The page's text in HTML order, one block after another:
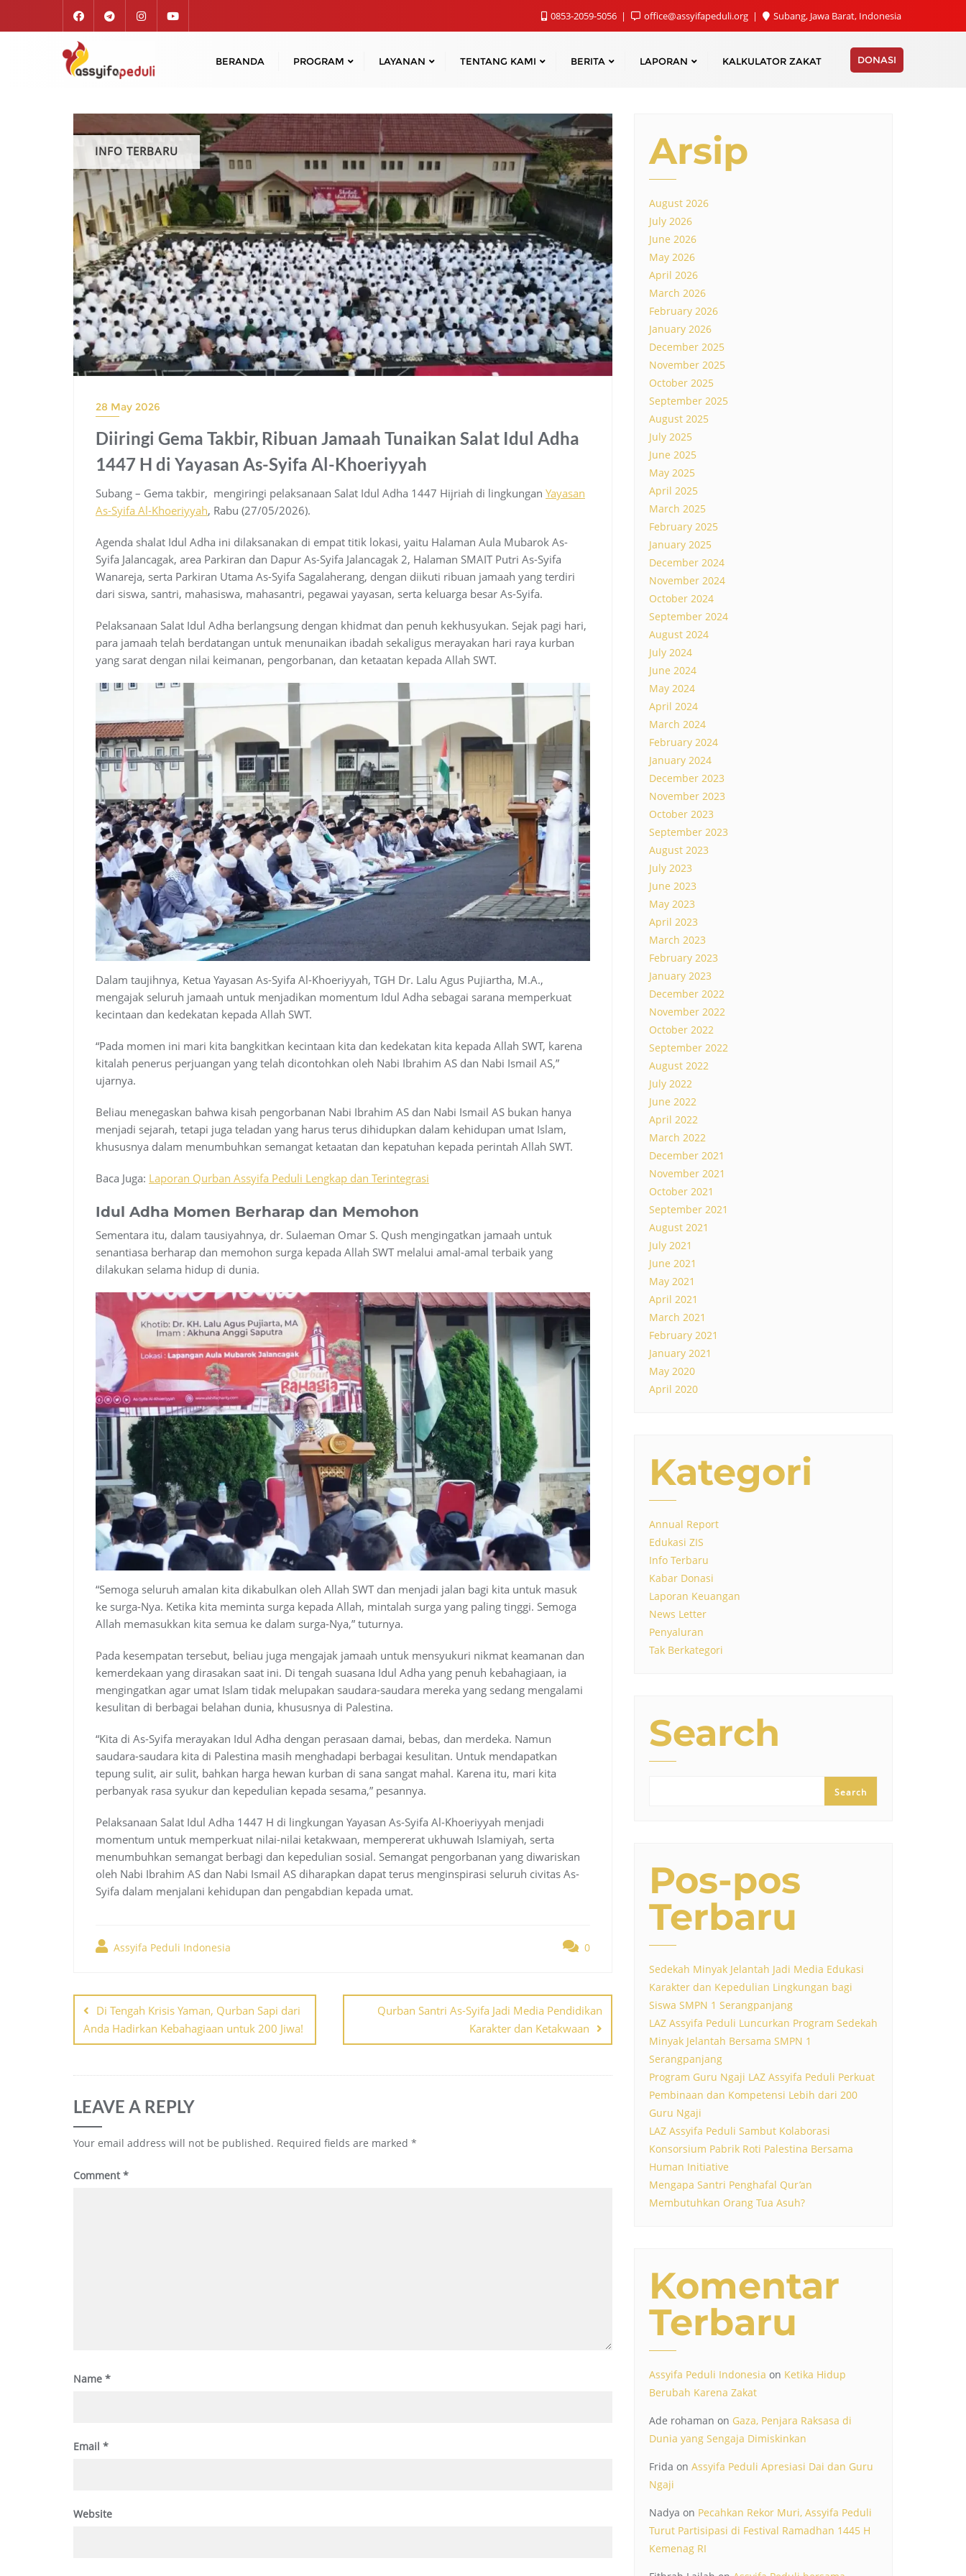
0853-2059-5056 office@assyifapeduli.org Subang, Jawa Barat, Indonesia
BERANDA PROGRAM LAYANAN TENTANG KAMI BERITA LAPORAN KALKULATOR ZAKAT DONASI
INFO TERBARU
28 May 2026
Diiringi Gema Takbir, Ribuan Jamaah Tunaikan Salat Idul Adha
1447 H di Yayasan As-Syifa Al-Khoeriyyah
Subang – Gema takbir, mengiringi pelaksanaan Salat Idul Adha 1447 Hijriah di lingkungan Yayasan
As-Syifa Al-Khoeriyyah, Rabu (27/05/2026).
Agenda shalat Idul Adha ini dilaksanakan di empat titik lokasi, yaitu Halaman Aula Mubarok As-
Syifa Jalancagak, area Parkiran dan Dapur As-Syifa Jalancagak 2, Halaman SMAIT Putri As-Syifa
Wanareja, serta Parkiran Utama As-Syifa Sagalaherang, dengan diikuti ribuan jamaah yang terdiri
dari siswa, santri, mahasiswa, mahasantri, pegawai yayasan, serta keluarga besar As-Syifa.
Pelaksanaan Salat Idul Adha berlangsung dengan khidmat dan penuh kekhusyukan. Sejak pagi hari,
para jamaah telah berdatangan untuk menunaikan ibadah sekaligus merayakan hari raya kurban
yang sarat dengan nilai keimanan, pengorbanan, dan ketaatan kepada Allah SWT.
Dalam taujihnya, Ketua Yayasan As-Syifa Al-Khoeriyyah, TGH Dr. Lalu Agus Pujiartha, M.A.,
mengajak seluruh jamaah untuk menjadikan momentum Idul Adha sebagai sarana memperkuat
kecintaan dan kedekatan kepada Allah SWT.
“Pada momen ini mari kita bangkitkan kecintaan kita dan kedekatan kita kepada Allah SWT, karena
kitalah penerus perjuangan yang telah dicontohkan oleh Nabi Ibrahim AS dan Nabi Ismail AS,”
ujarnya.
Beliau menegaskan bahwa kisah pengorbanan Nabi Ibrahim AS dan Nabi Ismail AS bukan hanya
menjadi sejarah, tetapi juga teladan yang harus terus dihidupkan dalam kehidupan umat Islam,
khususnya dalam menumbuhkan semangat ketaatan dan kepatuhan kepada perintah Allah SWT.
Baca Juga: Laporan Qurban Assyifa Peduli Lengkap dan Terintegrasi
Idul Adha Momen Berharap dan Memohon
Sementara itu, dalam tausiyahnya, dr. Sulaeman Omar S. Qush mengingatkan jamaah untuk
senantiasa berharap dan memohon surga kepada Allah SWT melalui amal-amal terbaik yang
dilakukan selama hidup di dunia.
“Semoga seluruh amalan kita dikabulkan oleh Allah SWT dan menjadi jalan bagi kita untuk masuk
ke surga-Nya. Ketika kita meminta surga kepada Allah, mintalah surga yang paling tinggi. Semoga
Allah memasukkan kita semua ke dalam surga-Nya,” tuturnya.
Pada kesempatan tersebut, beliau juga mengajak jamaah untuk mensyukuri nikmat keamanan dan
kemerdekaan yang dirasakan saat ini. Di tengah suasana Idul Adha yang penuh kebahagiaan, ia
mengingatkan agar umat Islam tidak melupakan saudara-saudara mereka yang sedang mengalami
kesulitan di berbagai belahan dunia, khususnya di Palestina.
“Kita di As-Syifa merayakan Idul Adha dengan perasaan damai, bebas, dan merdeka. Namun
saudara-saudara kita di Palestina masih menghadapi berbagai kesulitan. Untuk mendapatkan
tepung sulit, air sulit, bahkan harga hewan kurban di sana sangat mahal. Karena itu, mari kita
perbanyak rasa syukur dan kepedulian kepada sesama,” pesannya.
Pelaksanaan Salat Idul Adha 1447 H di lingkungan Yayasan As-Syifa Al-Khoeriyyah menjadi
momentum untuk memperkuat nilai-nilai ketakwaan, mempererat ukhuwah Islamiyah, serta
menumbuhkan semangat berbagi dan kepedulian sosial. Semangat pengorbanan yang diwariskan
oleh Nabi Ibrahim AS dan Nabi Ismail AS diharapkan dapat terus menginspirasi seluruh civitas As-
Syifa dalam menjalani kehidupan dan pengabdian kepada umat.
Assyifa Peduli Indonesia 0
Post
navigation
Di Tengah Krisis Yaman, Qurban Sapi dari
Anda Hadirkan Kebahagiaan untuk 200 Jiwa!
Qurban Santri As-Syifa Jadi Media Pendidikan
Karakter dan Ketakwaan
LEAVE A REPLY
Your email address will not be published. Required fields are marked *
Comment*
Name *
Email *
Website
Arsip
August 2026
July 2026
June 2026
May 2026
April 2026
March 2026
February 2026
January 2026
December 2025
November 2025
October 2025
September 2025
August 2025
July 2025
June 2025
May 2025
April 2025
March 2025
February 2025
January 2025
December 2024
November 2024
October 2024
September 2024
August 2024
July 2024
June 2024
May 2024
April 2024
March 2024
February 2024
January 2024
December 2023
November 2023
October 2023
September 2023
August 2023
July 2023
June 2023
May 2023
April 2023
March 2023
February 2023
January 2023
December 2022
November 2022
October 2022
September 2022
August 2022
July 2022
June 2022
April 2022
March 2022
December 2021
November 2021
October 2021
September 2021
August 2021
July 2021
June 2021
May 2021
April 2021
March 2021
February 2021
January 2021
May 2020
April 2020
Kategori
Annual Report
Edukasi ZIS
Info Terbaru
Kabar Donasi
Laporan Keuangan
News Letter
Penyaluran
Tak Berkategori
Search
Search
Pos-pos
Terbaru
Sedekah Minyak Jelantah Jadi Media Edukasi
Karakter dan Kepedulian Lingkungan bagi
Siswa SMPN 1 Serangpanjang
LAZ Assyifa Peduli Luncurkan Program Sedekah
Minyak Jelantah Bersama SMPN 1
Serangpanjang
Program Guru Ngaji LAZ Assyifa Peduli Perkuat
Pembinaan dan Kompetensi Lebih dari 200
Guru Ngaji
LAZ Assyifa Peduli Sambut Kolaborasi
Konsorsium Pabrik Roti Palestina Bersama
Human Initiative
Mengapa Santri Penghafal Qur’an
Membutuhkan Orang Tua Asuh?
Komentar
Terbaru
Assyifa Peduli Indonesia on Ketika Hidup
Berubah Karena Zakat
Ade rohaman on Gaza, Penjara Raksasa di
Dunia yang Sengaja Dimiskinkan
Frida on Assyifa Peduli Apresiasi Dai dan Guru
Ngaji
Nadya on Pecahkan Rekor Muri, Assyifa Peduli
Turut Partisipasi di Festival Ramadhan 1445 H
Kemenag RI